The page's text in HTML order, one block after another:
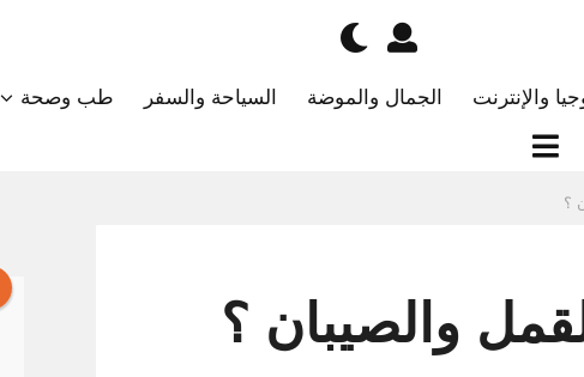
والإنترنت الجمال والموضة السياحة والسفر طب وصحة
؟
والصيبان ؟